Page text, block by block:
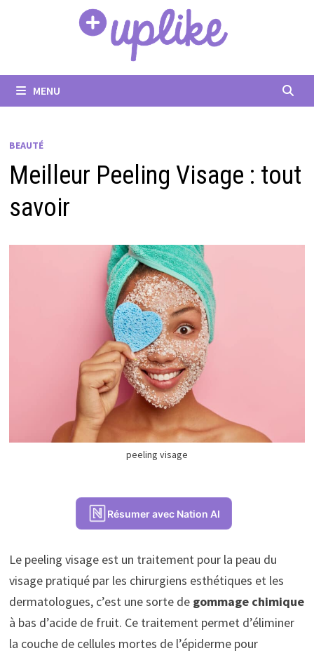
MENU
BEAUTÉ
Meilleur Peeling Visage : tout
savoir
peeling visage
Résumer avec Nation AI
Le peeling visage est un traitement pour la peau du
visage pratiqué par les chirurgiens esthétiques et les
dermatologues, c’est une sorte de gommage chimique
à bas d’acide de fruit. Ce traitement permet d’éliminer
la couche de cellules mortes de l’épiderme pour